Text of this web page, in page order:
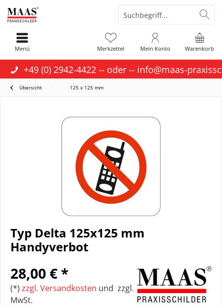
+49 (0) 2942-4422 -- oder -- info@maas-
Warenkorb
Merkzettel Mein Konto
Menü
Übersicht 125 x 125 mm
Typ Delta 125x125 mm
Handyverbot
28,00 € *
(*) zzgl. Versandkosten und zzgl.
MwSt.